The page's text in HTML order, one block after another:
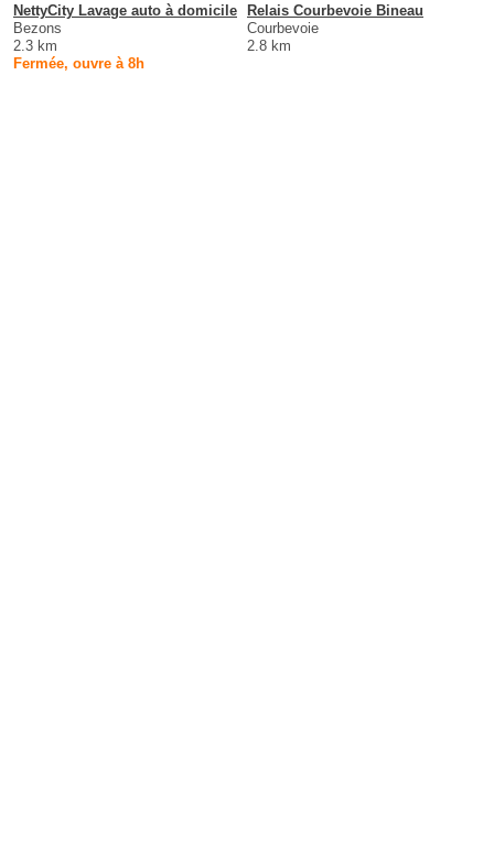
NettyCity Lavage auto à domicile
Bezons
2.3 km
Fermée, ouvre à 8h
Relais Courbevoie Bineau
Courbevoie
2.8 km